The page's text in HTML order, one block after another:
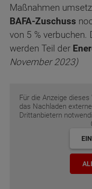
Für die Anzeige
das Nachladen
Drittanbietern
Maßnahmen
BAFA-Zuschuss
von 5 % verbuchen.
werden Teil der
November 2023)